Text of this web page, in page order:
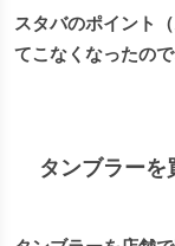
スタバのポイント
てこなくなったの
タンブラーを